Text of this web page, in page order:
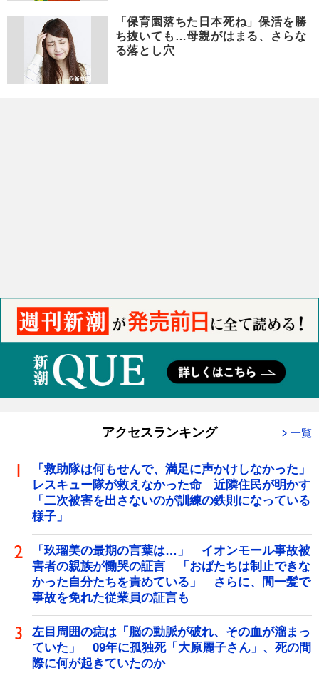
「保育園落ちた日本死ね」保活を勝
ち抜いても…母親がはまる、さらな
る落とし穴
アクセスランキング 一覧
「救助隊は何もせんで、満足に声かけしなかった」
レスキュー隊が救えなかった命 近隣住民が明かす
「二次被害を出さないのが訓練の鉄則になっている
様子」
「玖瑠美の最期の言葉は…」 イオンモール事故被
害者の親族が慟哭の証言 「おばたちは制止できな
かった自分たちを責めている」 さらに、間一髪で
事故を免れた従業員の証言も
左目周囲の痣は「脳の動脈が破れ、その血が溜まっ
ていた」 09年に孤独死「大原麗子さん」、死の間
際に何が起きていたのか